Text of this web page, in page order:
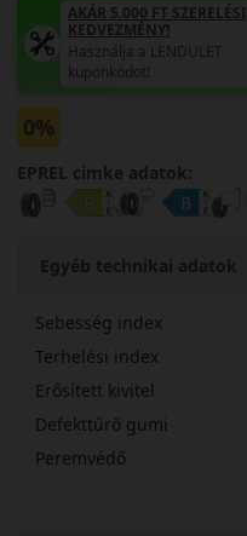
AKÁR 5.000 FT SZERELÉSI
KEDVEZMÉNY!
Használja a LENDÜLET
kuponkódot!
0%
EPREL cimke adatok:
Egyéb technikai adatok
Sebesség index
Terhelési index
Erősített kivitel
Defekttűrő gumi
Peremvédő